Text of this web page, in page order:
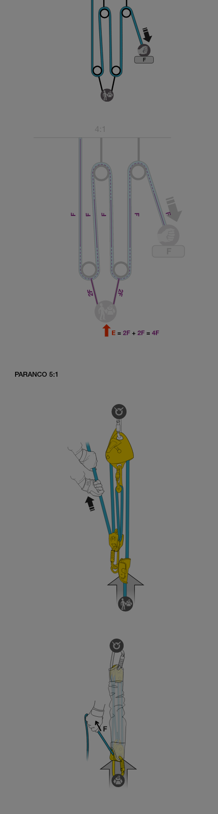
PARANCO 5:1